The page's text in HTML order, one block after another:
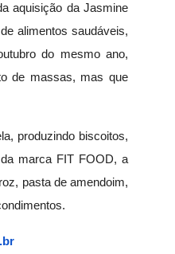
aquisição da Jasmine
alimentos saudáveis,
do mesmo ano,
de massas, mas que
produzindo biscoitos,
marca FIT FOOD, a
pasta de amendoim,